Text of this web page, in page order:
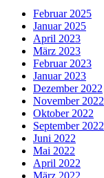
Februar 2025
Januar 2025
April 2023
März 2023
Februar 2023
Januar 2023
Dezember 2022
November 2022
Oktober 2022
September 2022
Juni 2022
Mai 2022
April 2022
März 2022